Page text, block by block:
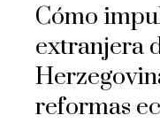
Cómo
extranjera
reformas